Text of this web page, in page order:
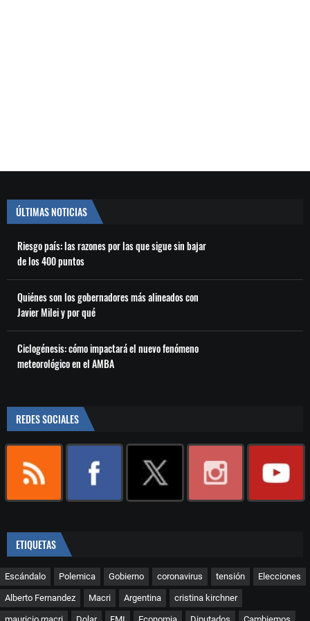
ÚLTIMAS NOTICIAS
Riesgo país: las razones por las que sigue sin bajar
de los 400 puntos
Quiénes son los gobernadores más alineados con
Javier Milei y por qué
Ciclogénesis: cómo impactará el nuevo fenómeno
meteorológico en el AMBA
REDES SOCIALES
ETIQUETAS
Escándalo Polemica Gobierno coronavirus tensión Elecciones
Alberto Fernandez Macri Argentina cristina kirchner